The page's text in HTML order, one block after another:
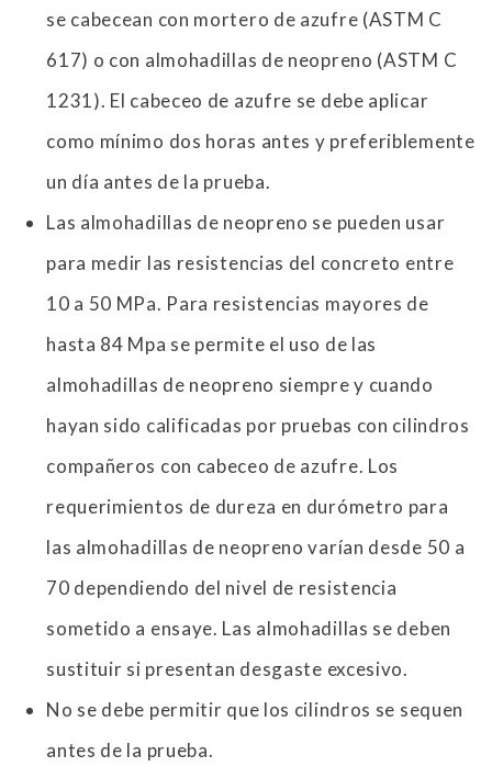
se cabecean con mortero de azufre (ASTM C
617) o con almohadillas de neopreno (ASTM C
1231). El cabeceo de azufre se debe aplicar
como mínimo dos horas antes y preferiblemente
un día antes de la prueba.
Las almohadillas de neopreno se pueden usar
para medir las resistencias del concreto entre
10 a 50 MPa. Para resistencias mayores de
hasta 84 Mpa se permite el uso de las
almohadillas de neopreno siempre y cuando
hayan sido calificadas por pruebas con cilindros
compañeros con cabeceo de azufre. Los
requerimientos de dureza en durómetro para
las almohadillas de neopreno varían desde 50 a
70 dependiendo del nivel de resistencia
sometido a ensaye. Las almohadillas se deben
sustituir si presentan desgaste excesivo.
No se debe permitir que los cilindros se sequen
antes de la prueba.